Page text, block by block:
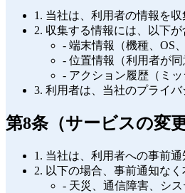
1. 当社は、利用者の情報を
2. 収集する情報には、以下が
- 端末情報（機種、OS
- 位置情報（利用者が同
- アクション履歴（ミ
3. 利用者は、当社のプライ
第8条（サービスの変
1. 当社は、利用者への事前
2. 以下の場合、事前通知な
- 天災、通信障害、シ